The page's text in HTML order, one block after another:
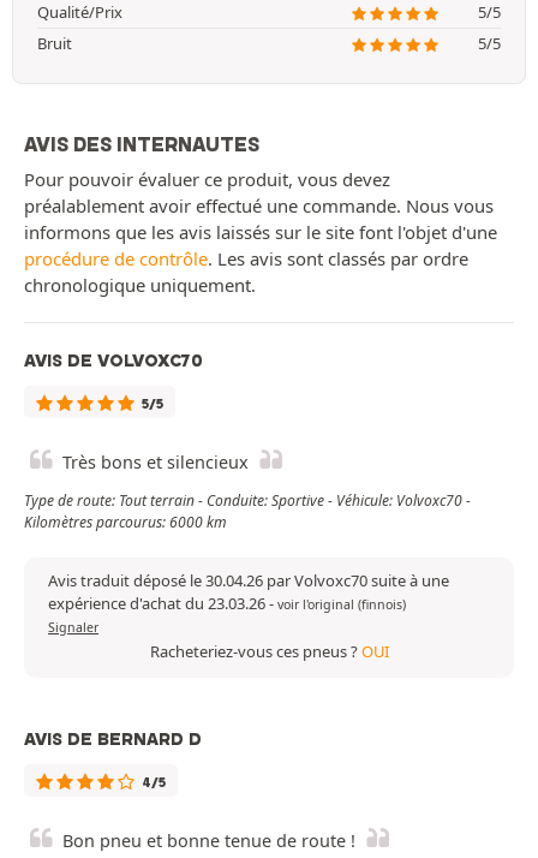
Qualité/Prix
5/5
Bruit
5/5
AVIS DES INTERNAUTES
Pour pouvoir évaluer ce produit, vous devez
préalablement avoir effectué une commande. Nous vous
informons que les avis laissés sur le site font l'objet d'une
procédure de contrôle. Les avis sont classés par ordre
chronologique uniquement.
AVIS DE VOLVOXC70
5/5
Très bons et silencieux
Type de route: Tout terrain - Conduite: Sportive - Véhicule: Volvoxc70 -
Kilomètres parcourus: 6000 km
Avis traduit déposé le 30.04.26 par Volvoxc70 suite à une
expérience d'achat du 23.03.26- voir l'original (finnois)
Signaler
Racheteriez-vous ces pneus ?OUI
AVIS DE BERNARD D
4/5
Bon pneu et bonne tenue de route !